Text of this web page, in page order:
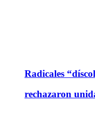
Radicales
rechazaron